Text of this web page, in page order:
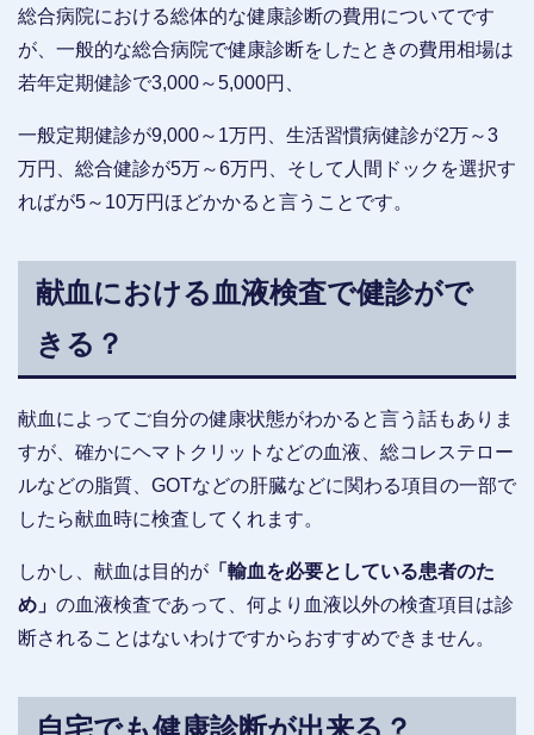
総合病院における総体的な健康診断の費用についてです
が、一般的な総合病院で健康診断をしたときの費用相場は
若年定期健診で3,000～5,000円、
一般定期健診が9,000～1万円、生活習慣病健診が2万～3
万円、総合健診が5万～6万円、そして人間ドックを選択す
ればが5～10万円ほどかかると言うことです。
献血における血液検査で健診がで
きる？
献血によってご自分の健康状態がわかると言う話もありま
すが、確かにヘマトクリットなどの血液、総コレステロー
ルなどの脂質、GOTなどの肝臓などに関わる項目の一部で
したら献血時に検査してくれます。
しかし、献血は目的が 「輸血を必要としている患者のた
め」 の血液検査であって、何より血液以外の検査項目は診
断されることはないわけですからおすすめできません。